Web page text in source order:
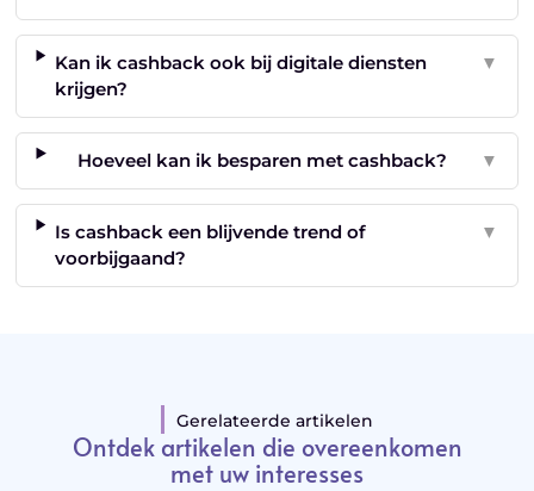
Kan ik cashback ook bij digitale diensten
krijgen?
▼
Hoeveel kan ik besparen met cashback? ▼
Is cashback een blijvende trend of
voorbijgaand?
▼
Gerelateerde artikelen
Ontdek artikelen die overeenkomen
met uw interesses